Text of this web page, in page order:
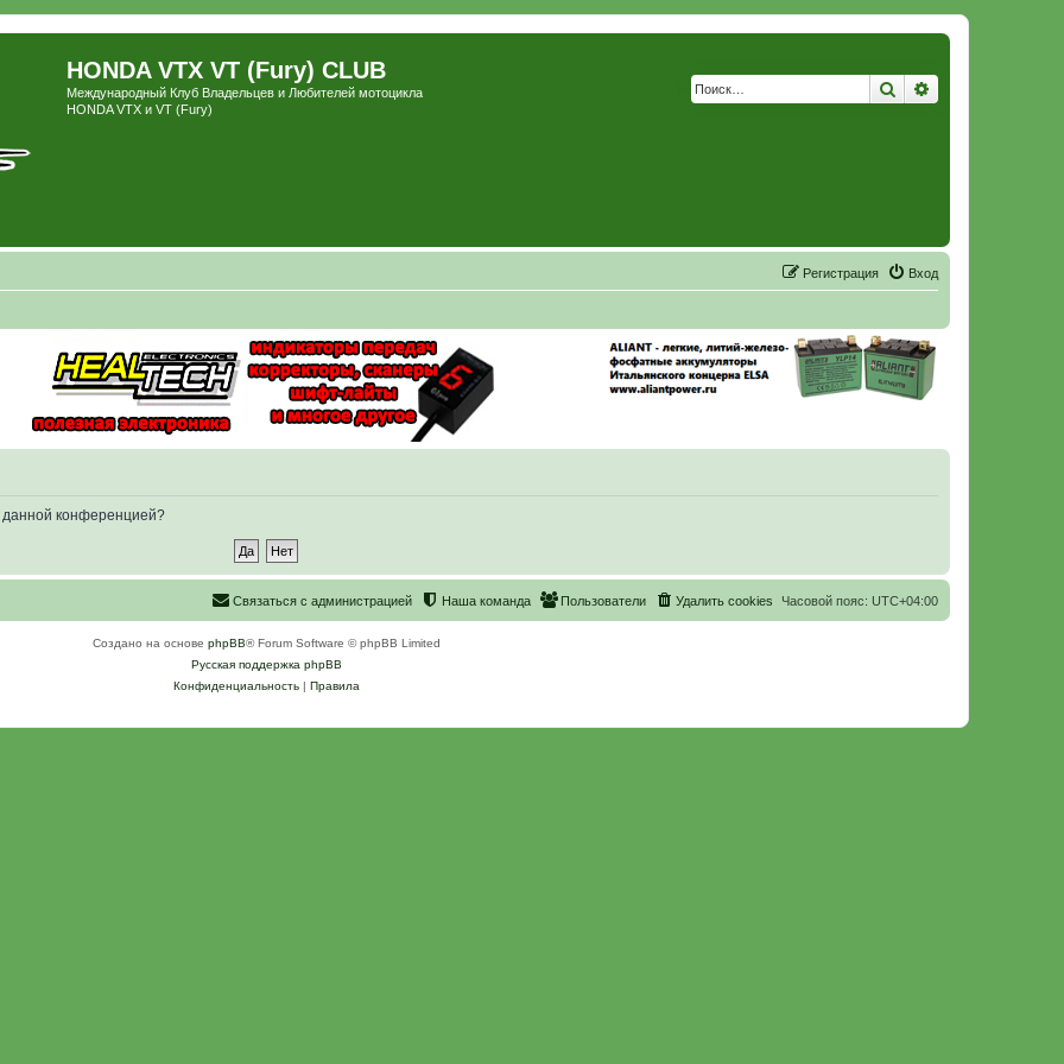
HONDA VTX VT (Fury) CLUB
Международный Клуб Владельцев и Любителей мотоцикла
HONDA VTX и VT (Fury)
Поиск
Вход
Регистрация
данной конференцией?
Часовой пояс: UTC+04:00
Удалить cookies
Пользователи
Наша команда
Связаться с администрацией
Создано на основе phpBB® Forum Software © phpBB Limited
Русская поддержка phpBB
Конфиденциальность| Правила